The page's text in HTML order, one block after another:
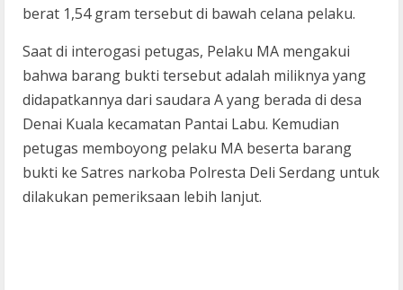
berat 1,54 gram tersebut di bawah celana pelaku.
Saat di interogasi petugas, Pelaku MA mengakui
bahwa barang bukti tersebut adalah miliknya yang
didapatkannya dari saudara A yang berada di desa
Denai Kuala kecamatan Pantai Labu. Kemudian
petugas memboyong pelaku MA beserta barang
bukti ke Satres narkoba Polresta Deli Serdang untuk
dilakukan pemeriksaan lebih lanjut.